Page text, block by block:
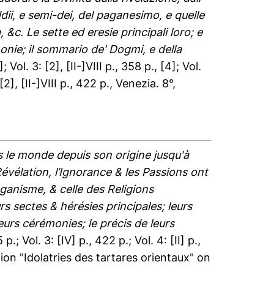
e semi-dei, del paganesimo, e quelle
&c. Le sette ed eresie principali loro; e
il sommario de' Dogmi, e della
Vol. 3: [2], [II-]VIII p., 358 p., [4]; Vol.
[II-]VIII p., 422 p., Venezia. 8°,
monde depuis son origine jusqu'à
l’Ignorance & les Passions ont
& celle des Religions
sectes & hérésies principales; leurs
cérémonies; le précis de leurs
p.; Vol. 3: [IV] p., 422 p.; Vol. 4: [II] p.,
"Idolatries des tartares orientaux" on